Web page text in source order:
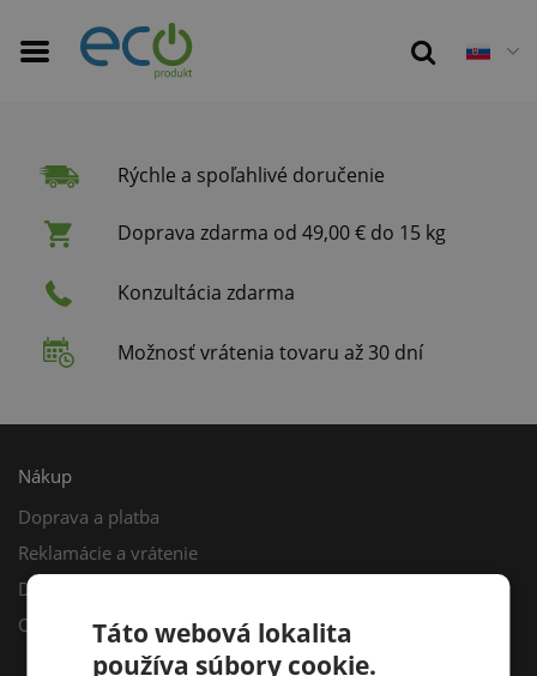
Rýchle a spoľahlivé doručenie
Doprava zdarma od 49,00 € do 15 kg
Konzultácia zdarma
Možnosť vrátenia tovaru až 30 dní
Nákup
Doprava a platba
Reklamácie a vrátenie
Darčekový poukaz
Odberné miestaTáto webová lokalita
používa súbory cookie.